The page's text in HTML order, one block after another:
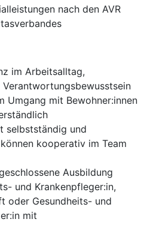
nach den AVR
im Arbeitsalltag,
Umgang mit Bewohner:innen
selbstständig und
kooperativ im Team
Ausbildung
und Krankenpfleger:in,
oder Gesundheits- und
mit